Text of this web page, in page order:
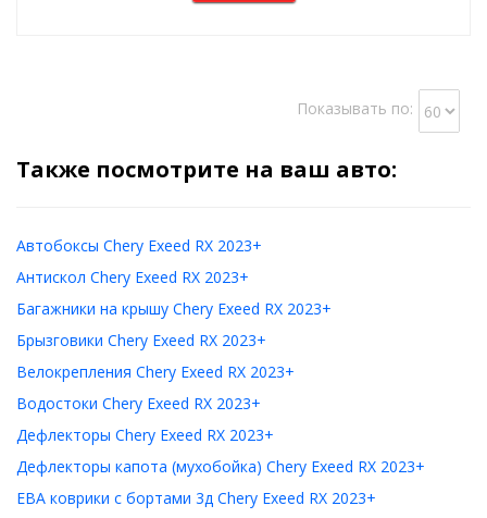
Показывать по:
Также посмотрите на ваш авто:
Автобоксы Chery Exeed RX 2023+
Антискол Chery Exeed RX 2023+
Багажники на крышу Chery Exeed RX 2023+
Брызговики Chery Exeed RX 2023+
Велокрепления Chery Exeed RX 2023+
Водостоки Chery Exeed RX 2023+
Дефлекторы Chery Exeed RX 2023+
Дефлекторы капота (мухобойка) Chery Exeed RX 2023+
ЕВА коврики с бортами 3д Chery Exeed RX 2023+